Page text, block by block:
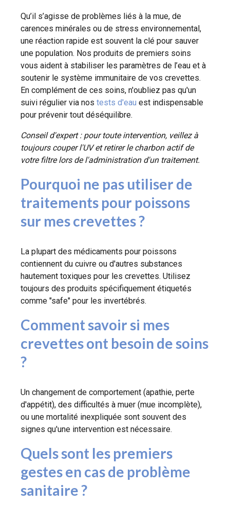
Qu’il s’agisse de problèmes liés à la mue, de
carences minérales ou de stress environnemental,
une réaction rapide est souvent la clé pour sauver
une population. Nos produits de premiers soins
vous aident à stabiliser les paramètres de l’eau et à
soutenir le système immunitaire de vos crevettes.
En complément de ces soins, n'oubliez pas qu'un
suivi régulier via nos tests d'eau est indispensable
pour prévenir tout déséquilibre.
Conseil d'expert : pour toute intervention, veillez à
toujours couper l'UV et retirer le charbon actif de
votre filtre lors de l'administration d'un traitement.
Pourquoi ne pas utiliser de
traitements pour poissons
sur mes crevettes ?
La plupart des médicaments pour poissons
contiennent du cuivre ou d'autres substances
hautement toxiques pour les crevettes. Utilisez
toujours des produits spécifiquement étiquetés
comme "safe" pour les invertébrés.
Comment savoir si mes
crevettes ont besoin de soins
?
Un changement de comportement (apathie, perte
d'appétit), des difficultés à muer (mue incomplète),
ou une mortalité inexpliquée sont souvent des
signes qu'une intervention est nécessaire.
Quels sont les premiers
gestes en cas de problème
sanitaire ?